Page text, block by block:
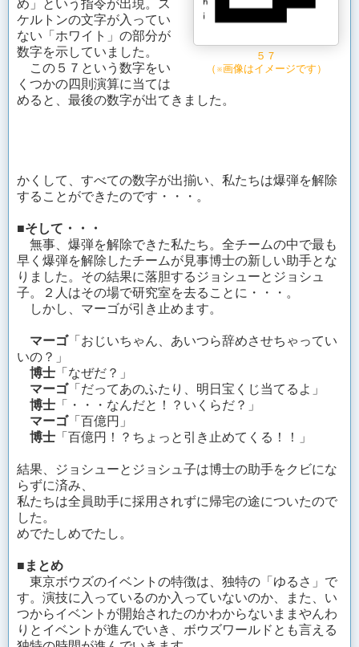
５７
（※画像はイメージです）
め」という指令が出現。ス
ケルトンの文字が入ってい
ない「ホワイト」の部分が
数字を示していました。
この５７という数字をい
くつかの四則演算に当ては
めると、最後の数字が出てきました。
かくして、すべての数字が出揃い、私たちは爆弾を解除
することができたのです・・・。
■そして・・・
無事、爆弾を解除できた私たち。全チームの中で最も
早く爆弾を解除したチームが見事博士の新しい助手とな
りました。その結果に落胆するジョシューとジョシュ
子。２人はその場で研究室を去ることに・・・。
しかし、マーゴが引き止めます。
マーゴ「おじいちゃん、あいつら辞めさせちゃってい
いの？」
博士 「なぜだ？」
マーゴ「だってあのふたり、明日宝くじ当てるよ」
博士 「・・・なんだと！？いくらだ？」
マーゴ「百億円」
博士 「百億円！？ちょっと引き止めてくる！！」
結果、ジョシューとジョシュ子は博士の助手をクビにな
らずに済み、
私たちは全員助手に採用されずに帰宅の途についたので
した。
めでたしめでたし。
■まとめ
東京ボウズのイベントの特徴は、独特の「ゆるさ」で
す。演技に入っているのか入っていないのか、また、い
つからイベントが開始されたのかわからないままやんわ
りとイベントが進んでいき、ボウズワールドとも言える